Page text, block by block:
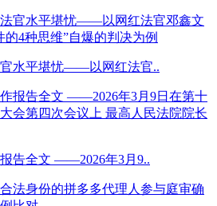
官水平堪忧——以网红法官..
告全文 ——2026年3月9..